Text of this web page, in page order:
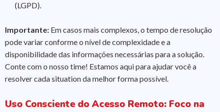
(LGPD).
Importante: Em casos mais complexos, o tempo de resolução
pode variar conforme o nível de complexidade e a
disponibilidade das informações necessárias para a solução.
Conte com o nosso time! Estamos aqui para ajudar você a
resolver cada situation da melhor forma possível.
Uso Consciente do Acesso Remoto: Foco na